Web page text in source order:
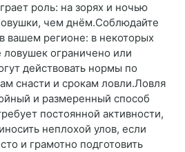
роль: на зорях и ночью
чем днём.Соблюдайте
вашем регионе: в некоторых
ловушек ограничено или
действовать нормы по
снасти и срокам ловли.Ловля
и размеренный способ
постоянной активности,
неплохой улов, если
и грамотно подготовить